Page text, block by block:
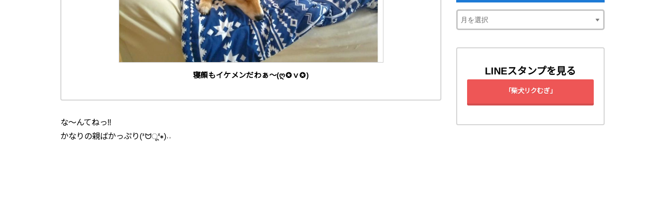
寝顔もイケメンだわぁ～(ღ✪ｖ✪)
な～んてねっ‼
かなりの親ばかっぷり(ᕑᗢूᓫ∗)˒˒
LINEスタンプを見る
「柴犬リクむぎ」